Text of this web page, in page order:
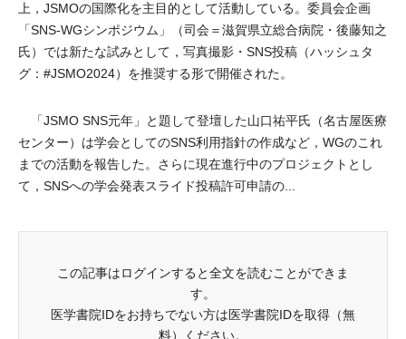
上，JSMOの国際化を主目的として活動している。委員会企画
「SNS-WGシンポジウム」（司会＝滋賀県立総合病院・後藤知之
氏）では新たな試みとして，写真撮影・SNS投稿（ハッシュタ
グ：#JSMO2024）を推奨する形で開催された。
「JSMO SNS元年」と題して登壇した山口祐平氏（名古屋医療
センター）は学会としてのSNS利用指針の作成など，WGのこれ
までの活動を報告した。さらに現在進行中のプロジェクトとし
て，SNSへの学会発表スライド投稿許可申請の...
この記事はログインすると全文を読むことができま
す。
医学書院IDをお持ちでない方は医学書院IDを取得（無
料）ください。